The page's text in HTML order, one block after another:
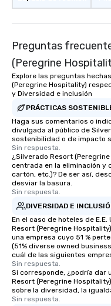
Preguntas
(Peregrine
Explore las preguntas
(Peregrine Hospitality)
y Diversidad e inclusión
PRÁCTICAS
Haga sus comentarios o
divulgada al público de
sostenibilidad o de impacto
Sin respuesta.
¿Silverado Resort
centrada en la eliminación y
cartón, etc.)? De ser así,
desviar la basura.
Sin respuesta.
DIVERSIDAD E
En el caso de hoteles de
Resort (Peregrine
una empresa cuyo 51 %
(51% diverse owned
cuál de las siguientes
Sin respuesta.
Si corresponde, ¿podría dar
Resort (Peregrine
sobre la diversidad, la
Sin respuesta.